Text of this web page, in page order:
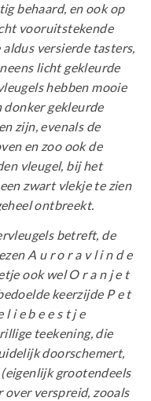
behaard, en ook op
vooruitstekende
versierde tasters,
licht gekleurde
hebben mooie
donker gekleurde
zijn, evenals de
en zoo ook de
vleugel, bij het
zwart vlekje te zien
ontbreekt.
betreft, de
A u r o r a v l i n d e
ook wel O r a n j e t
keerzijde P e t
l i e b e e s t j e
teekening, die
doorschemert,
grootendeels
over verspreid, zooals